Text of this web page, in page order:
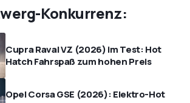
Konkurrenz:
Cupra Raval VZ (2026) im Test: Hot
Hatch Fahrspaß zum hohen Preis
Opel Corsa GSE (2026): Elektro-Hot